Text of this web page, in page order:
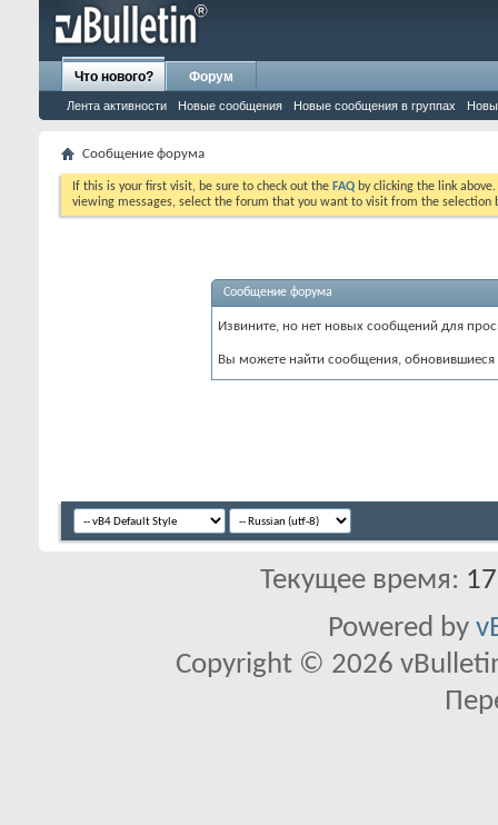
Что нового?
Лента активности Новые сообщения Новые сообщения в группах
Форум
Сообщение форума
If this is your first visit, be sure to check out the FAQ by clicking the link
viewing messages, select the forum that you want to visit from the selection
Сообщение форума
Извините, но нет новых сообщений для
Вы можете найти сообщения,
Текущее время:
Powered by
Copyright © 2026